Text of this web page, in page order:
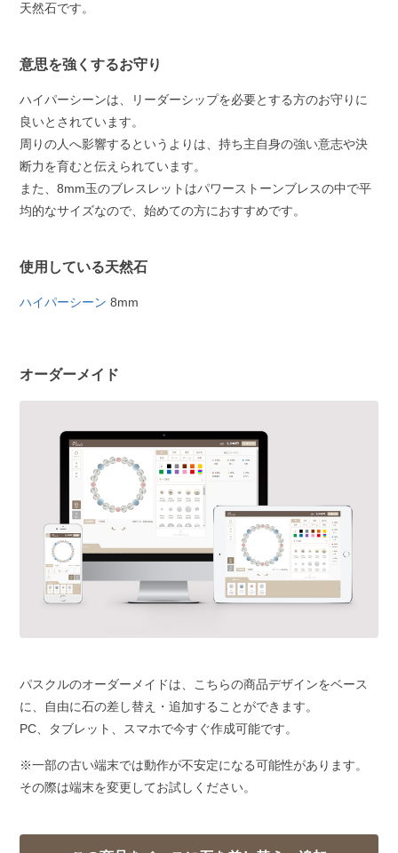
天然石です。
意思を強くするお守り
ハイパーシーンは、リーダーシップを必要とする方のお守りに
良いとされています。
周りの人へ影響するというよりは、持ち主自身の強い意志や決
断力を育むと伝えられています。
また、8mm玉のブレスレットはパワーストーンブレスの中で平
均的なサイズなので、始めての方におすすめです。
使用している天然石
ハイパーシーン 8mm
オーダーメイド
パスクルのオーダーメイドは、こちらの商品デザインをベース
に、自由に石の差し替え・追加することができます。
PC、タブレット、スマホで今すぐ作成可能です。
※一部の古い端末では動作が不安定になる可能性があります。
その際は端末を変更してお試しください。